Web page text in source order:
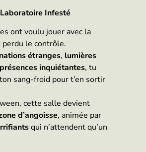
Infesté
ont voulu jouer avec la
le contrôle.
étranges, lumières
présences inquiétantes, tu
sang-froid pour t’en sortir
cette salle devient
d’angoisse, animée par
qui n’attendent qu’un